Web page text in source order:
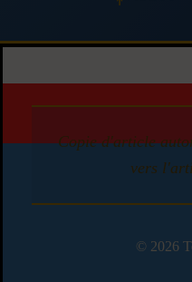
Copie d'article
vers
© 2026